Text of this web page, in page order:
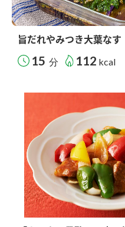
旨だれやみつき大葉なす
15 分 112 kcal